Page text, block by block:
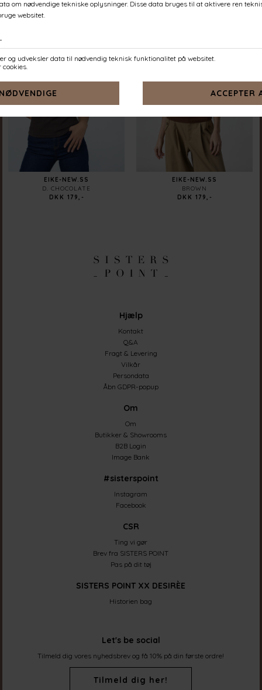
EIKE-NEW.SS
D. CHOCOLATE
DKK 179,-
EIKE-NEW.SS
BROWN
DKK 179,-
Hjælp
Kontakt
Q&A
Fragt & Levering
Vilkår
Persondata
Åbn GDPR-popup
Om
Om
Butikker & Showrooms
B2B Login
Image Bank
#sisterspoint
Instagram
Facebook
CSR
Ting vi gør
Brev fra SISTERS POINT
Pas på dit tøj
SISTERS POINT XX DESIRÈE
Historien bag
Let's be social
Tilmeld dig vores nyhedsbrev og få 10% på din første ordre!
Tilmeld dig her!